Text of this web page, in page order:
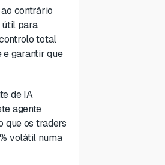
contrário
útil para
total
e garantir que
de IA
agente
que os traders
volátil numa